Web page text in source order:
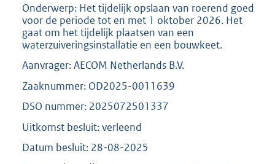
1
K
b
Onderwerp: Het tijdelijk opslaan van roerend goed
voor de periode tot en met 1 oktober 2026. Het
gaat om het tijdelijk plaatsen van een
waterzuiveringsinstallatie en een bouwkeet.
Aanvrager: AECOM Netherlands B.V.
Zaaknummer: OD2025-0011639
DSO nummer: 2025072501337
Uitkomst besluit: verleend
Datum besluit: 28-08-2025